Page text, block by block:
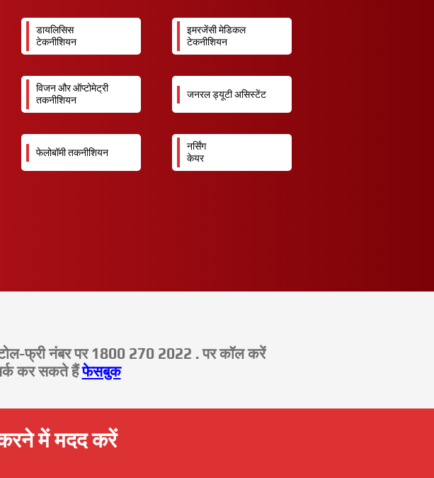
डायलिसिस
टेकनीशियन
इमरजेंसी मेडिकल
टेकनीशियन
विजन और ऑप्टोमेट्री
तकनीशियन
जनरल ड्यूटी असिस्टेंट
फेलोबॉमी तकनीशियन
नर्सिंग
केयर
टोल-फ्री नंबर पर 1800 270 2022 . पर कॉल करें
कर सकते हैंफेसबुक
में मदद करें